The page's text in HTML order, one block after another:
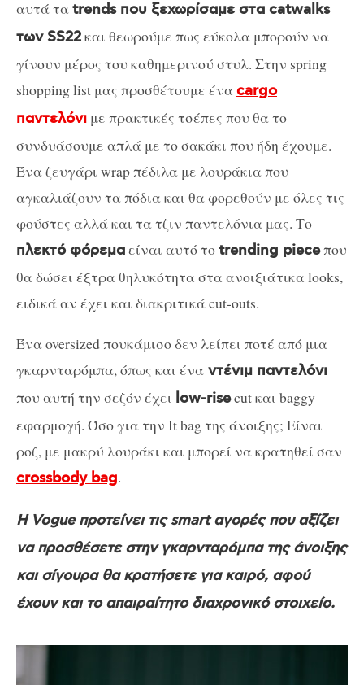
αυτά ταtrends που ξεχωρίσαμε στα catwalks
των SS22και θεωρούμε πως εύκολα μπορούν να
γίνουν μέρος του καθημερινού στυλ. Στην spring
shopping list μας προσθέτουμε έναcargo
παντελόνι με πρακτικές τσέπες που θα το
συνδυάσουμε απλά με το σακάκι που ήδη έχουμε.
Ένα ζευγάρι wrap πέδιλα με λουράκια που
αγκαλιάζουν τα πόδια και θα φορεθούν με όλες τις
φούστες αλλά και τα τζιν παντελόνια μας. Το
πλεκτό φόρεμαείναι αυτό τοtrending pieceπου
θα δώσει έξτρα θηλυκότητα στα ανοιξιάτικα looks,
ειδικά αν έχει και διακριτικά cut-outs.
Ένα oversized πουκάμισο δεν λείπει ποτέ από μια
γκαρνταρόμπα, όπως και ένα ντένιμ παντελόνι
που αυτή την σεζόν έχει low-risecut και baggy
εφαρμογή. Όσο για την It bag της άνοιξης; Είναι
ροζ, με μακρύ λουράκι και μπορεί να κρατηθεί σαν
crossbody bag.
Η Vogue προτείνει τις smart αγορές που αξίζει
να προσθέσετε στην γκαρνταρόμπα της άνοιξης
και σίγουρα θα κρατήσετε για καιρό, αφού
έχουν και το απαιραίτητο διαχρονικό στοιχείο.